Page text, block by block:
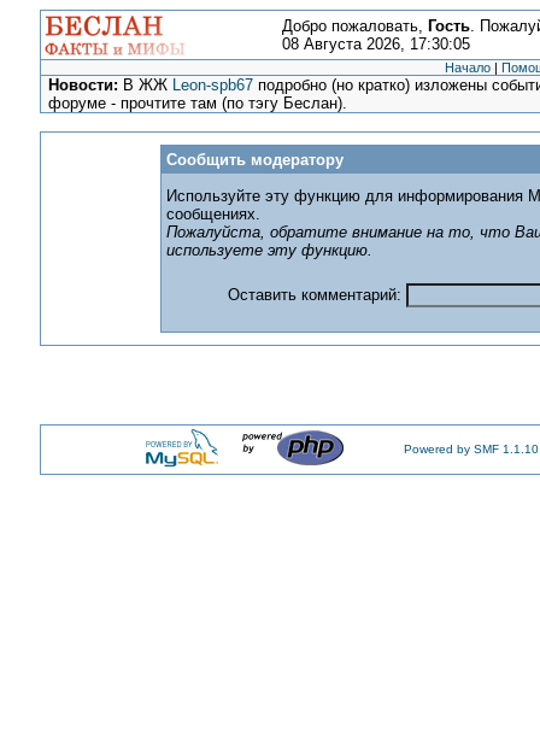
Добро пожаловать, Гость.
08 Августа 2026, 17:30:05
Начало |
Новости: В ЖЖ Leon-spb67 подробно (но кратко) изложены
форуме - прочтите там (по тэгу Беслан).
Сообщить модератору
Используйте эту функцию для информирования
сообщениях.
Пожалуйста, обратите внимание на то, что
используете эту функцию.
Оставить комментарий:
Powered by SMF 1.1.10